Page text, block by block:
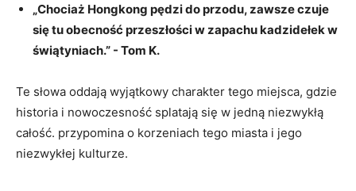
„Chociaż Hongkong⁣ pędzi do ​przodu, ‌zawsze ​czuje
się tu obecność przeszłości w zapachu kadzidełek w
świątyniach.” -⁢ Tom K.
Te słowa oddają wyjątkowy charakter tego miejsca, gdzie
historia ⁢i​ nowoczesność ‍splatają się ‍w jedną niezwykłą
całość. przypomina‍ o korzeniach tego miasta ‍i jego
niezwykłej kulturze.